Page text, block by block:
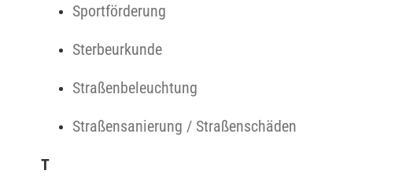
Sportförderung
Sterbeurkunde
Straßenbeleuchtung
Straßensanierung / Straßenschäden
T